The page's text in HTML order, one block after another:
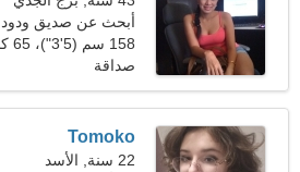
أبحث عن صديق
رحلة مشتركة
158
(143 رطلا)
صداقة
Tomoko
22 سنة, الأسد